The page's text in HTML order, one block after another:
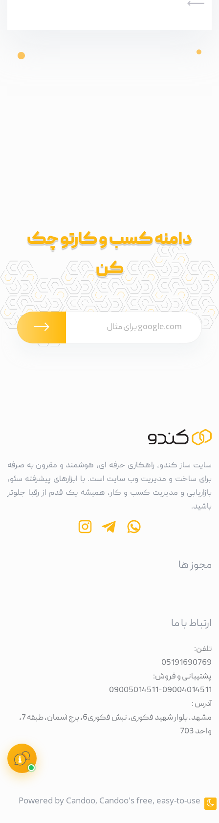
دامنه کسب و کارتو چک
کن
سایت ساز کندو، راهکاری حرفه ای، هوشمند و مقرون به صرفه
برای ساخت و مدیریت وب سایت است. با ابزارهای پیشرفته سئو،
بازاریابی و مدیریت کسب و کار، همیشه یک قدم از رقبا جلوتر
باشید.
مجوز ها
ارتباط با ما
تلفن:
05191690769
پشتیبانی و فروش:
09004014511
-
09005014511
آدرس :
مشهد، بلوار شهید فکوری، نبش فکوری6، برج آسمان، طبقه 7،
واحد 703
Powered by Candoo, Candoo's free, easy-to-use